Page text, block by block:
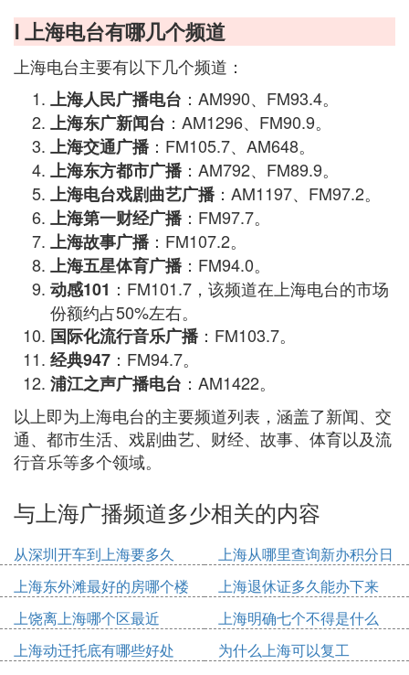
Ⅰ 上海电台有哪几个频道
上海电台主要有以下几个频道：
上海人民广播电台 ：AM990、FM93.4。
上海东广新闻台 ：AM1296、FM90.9。
上海交通广播 ：FM105.7、AM648。
上海东方都市广播 ：AM792、FM89.9。
上海电台戏剧曲艺广播 ：AM1197、FM97.2。
上海第一财经广播 ：FM97.7。
上海故事广播 ：FM107.2。
上海五星体育广播 ：FM94.0。
动感101 ：FM101.7，该频道在上海电台的市场
份额约占50%左右。
国际化流行音乐广播 ：FM103.7。
经典947 ：FM94.7。
浦江之声广播电台 ：AM1422。
以上即为上海电台的主要频道列表，涵盖了新闻、交
通、都市生活、戏剧曲艺、财经、故事、体育以及流
行音乐等多个领域。
与上海广播频道多少相关的内容
从深圳开车到上海要多久
上海从哪里查询新办积分日
期
上海东外滩最好的房哪个楼
上海退休证多久能办下来
上饶离上海哪个区最近
上海明确七个不得是什么
上海动迁托底有哪些好处
为什么上海可以复工